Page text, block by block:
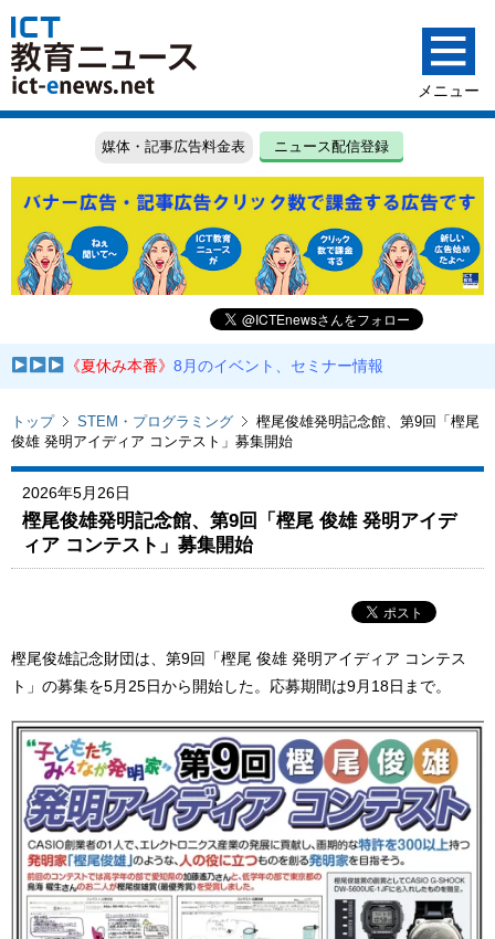
媒体・記事広告料金表 ニュース配信登録
《夏休み本番》8月のイベント、セミナー情報
トップ STEM・プログラミング
樫尾俊雄発明記念館、第9回「樫尾
俊雄 発明アイディア コンテスト」募集開始
2026年5月26日
樫尾俊雄発明記念館、第9回「樫尾 俊雄 発明アイデ
ィア コンテスト」募集開始
樫尾俊雄記念財団は、第9回「樫尾 俊雄 発明アイディア コンテス
ト」の募集を5月25日から開始した。応募期間は9月18日まで。